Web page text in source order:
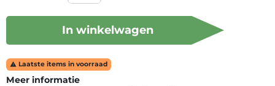
In winkelwagen
 Laatste items in voorraad
Meer informatie